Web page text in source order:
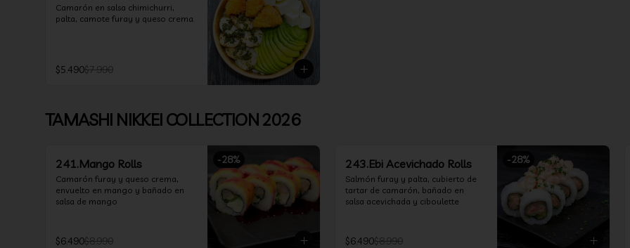
Camarón en salsa chimichurri,
palta, camote furay y queso crema.
$5.490$7.990
TAMASHI NIKKEI COLLECTION 2026
-28%
241.Mango Rolls
Camarón furay y queso crema,
envuelto en mango y bañado en
salsa de mango
$6.490$8.990
-28%
243.Ebi Acevichado Rolls
Salmón furay y palta, cubierto de
tartar de camarón, bañado en
salsa acevichada y ciboulette
$6.490$8.990